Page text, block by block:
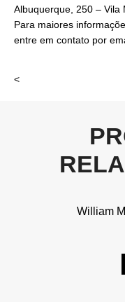
Albuquerque, 250 – Vila
Para maiores
entre em contato por
<
William